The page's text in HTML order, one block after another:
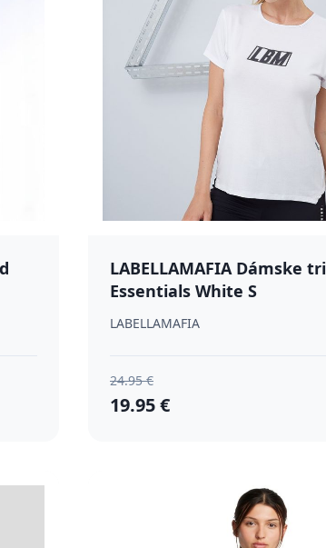
LABELLAMAFIA Dámske
Essentials White S
LABELLAMAFIA
24.95 €
19.95 €